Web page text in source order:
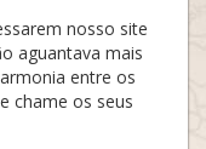
nosso site
aguantava mais
entre os
chame os seus